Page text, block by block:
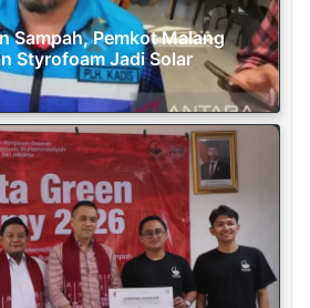
Sampah, Pemkot Malang
Styrofoam Jadi Solar